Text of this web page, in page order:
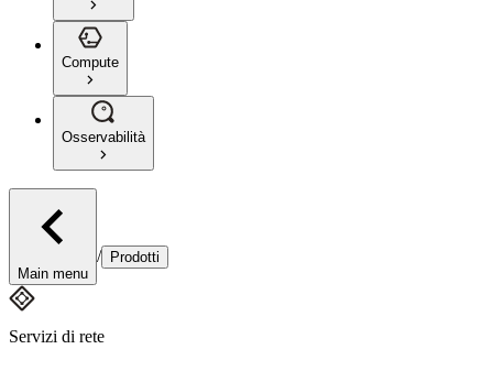
Compute
Osservabilità
Main menu
/ Prodotti
Servizi di rete